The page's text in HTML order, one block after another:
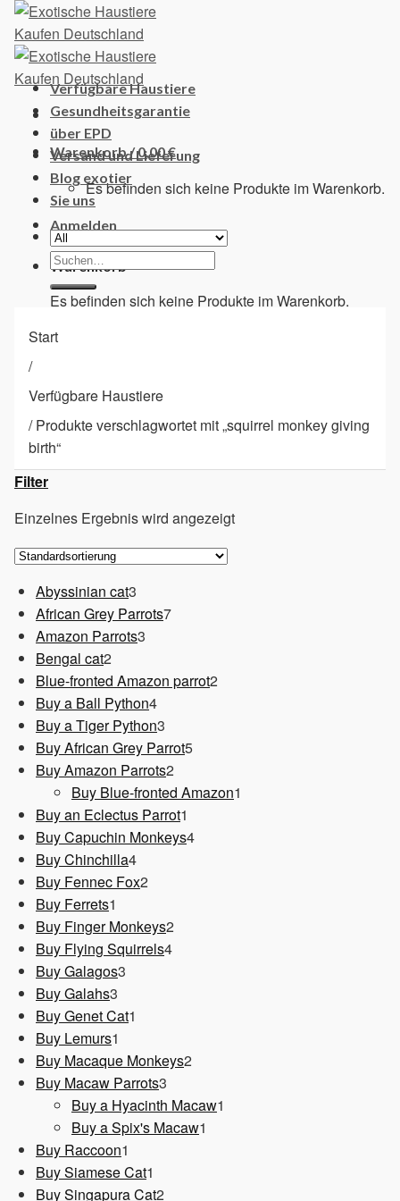
Skip
content
Warenkorb /0,00€
Es befinden sich keine Produkte im Warenkorb.
Anmelden
Warenkorb
Es befinden sich keine Produkte im Warenkorb.
Verfügbare Haustiere
Gesundheitsgarantie
über EPD
Versand und Lieferung
Blog exotier
Sie uns
Suchen
nach:
Start
/
Verfügbare Haustiere
/Produkte verschlagwortet mit „squirrel monkey giving
birth“
Filter
Einzelnes Ergebnis wird angezeigt
Abyssinian cat3
Produkte
African Grey Parrots77
Amazon Parrots3
Bengal cat22
Produkte
Blue-fronted Amazon parrot22
Buy a Ball Python44
Produkte
Buy a Tiger Python3
Produkte
Buy African Grey Parrot55
Buy Amazon Parrots22
Produkte
Buy Blue-fronted Amazon1
Buy an Eclectus Parrot1
Produkt
Buy Capuchin Monkeys44
Buy Chinchilla44
Produkte
Buy Fennec Fox22
Buy Ferrets1
Produkt
Buy Finger Monkeys22
Buy Flying Squirrels44
Buy Galagos3
Buy Galahs3
Produkte
Buy Genet Cat1
Buy Lemurs1
Produkt
Buy Macaque Monkeys22
Buy Macaw Parrots3
Produkte
Buy a Hyacinth Macaw1
Buy a Spix's Macaw1
Buy Raccoon1
Produkt
Buy Siamese Cat1
Produkt
Buy Singapura Cat22